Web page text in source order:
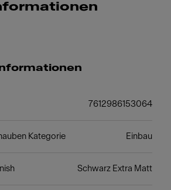
7612986153064
Kategorie Einbau
Schwarz Extra Matt